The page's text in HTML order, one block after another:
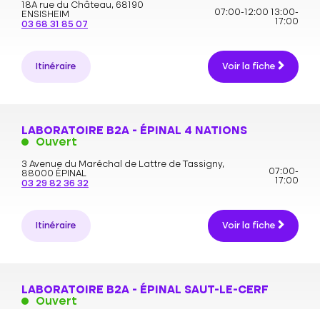
18A rue du Château, 68190
ENSISHEIM
03 68 31 85 07
07:00-12:00
13:00-
17:00
Itinéraire Voir la fiche
LABORATOIRE B2A - ÉPINAL 4 NATIONS
Ouvert
3 Avenue du Maréchal de Lattre de Tassigny,
88000 ÉPINAL
03 29 82 36 32
07:00-
17:00
Itinéraire Voir la fiche
LABORATOIRE B2A - ÉPINAL SAUT-LE-CERF
Ouvert